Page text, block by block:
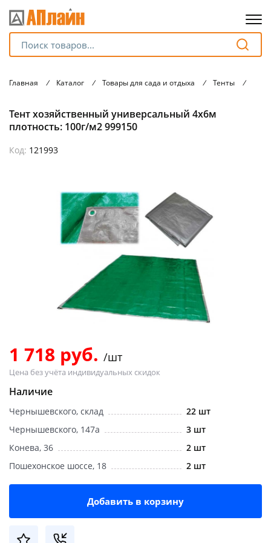
Главная / Каталог / Товары для сада и отдыха / Тенты /
Тент хозяйственный универсальный 4х6м
плотность: 100г/м2 999150
Код: 121993
1 718 руб. /шт
Цена без учёта индивидуальных скидок
Наличие
Чернышевского, склад
22 шт
Чернышевского, 147а
3 шт
Конева, 36
2 шт
Пошехонское шоссе, 18
2 шт
Добавить в корзину
оплатуна части
Добавляйте товары
в корзину
Оплачивайте сегодня только
25 % картой любого банка
выбранный способом
Оставшиеся75% будут
списыватьсяс вашей карты
по25%каждые 2 недели
Подробнее